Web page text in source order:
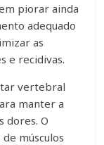
piorar ainda
adequado
as
e recidivas.
vertebral
manter a
dores. O
músculos